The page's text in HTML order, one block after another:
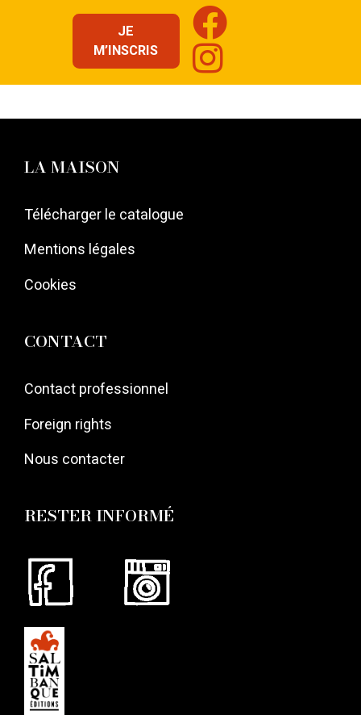
l’article
JE
M’INSCRIS
LA MAISON
Télécharger le catalogue
Mentions légales
Cookies
CONTACT
Contact professionnel
Foreign rights
Nous contacter
RESTER INFORMÉ